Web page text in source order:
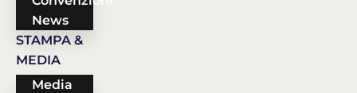
News
STAMPA &
MEDIA
Media